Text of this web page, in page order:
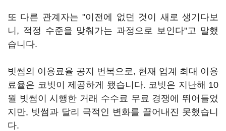
또 다른 관계자는 "이전에 없던 것이 새로 생기다보
니, 적정 수준을 맞춰가는 과정으로 보인다"고 말했
습니다.
빗썸의 이용료율 공지 번복으로, 현재 업계 최대 이용
료율은 코빗이 제공하게 됐습니다. 코빗은 지난해 10
월 빗썸이 시행한 거래 수수료 무료 경쟁에 뛰어들었
지만, 빗썸과 달리 극적인 변화를 끌어내진 못했습니
다.